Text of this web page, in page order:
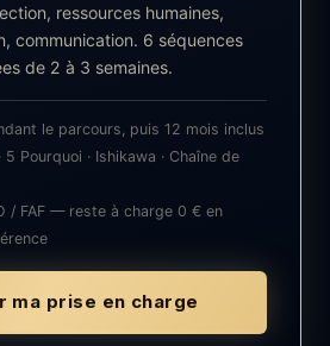
ressources humaines,
communication. 6 séquences
de 2 à 3 semaines.
le parcours, puis 12 mois inclus
5 Pourquoi · Ishikawa · Chaîne de
/ FAF — reste à charge 0 € en
ma prise en charge